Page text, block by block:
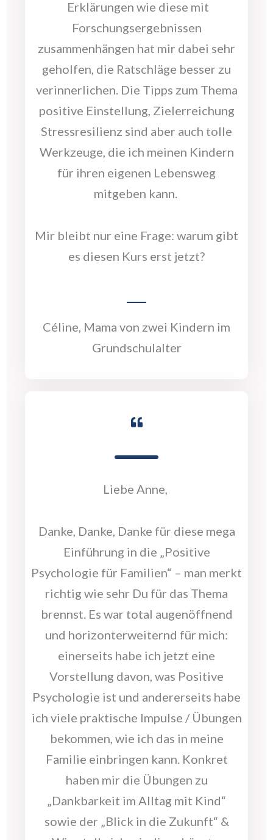
Erklärungen wie diese mit
Forschungsergebnissen
zusammenhängen hat mir dabei sehr
geholfen, die Ratschläge besser zu
verinnerlichen. Die Tipps zum Thema
positive Einstellung, Zielerreichung
Stressresilienz sind aber auch tolle
Werkzeuge, die ich meinen Kindern
für ihren eigenen Lebensweg
mitgeben kann.
Mir bleibt nur eine Frage: warum gibt
es diesen Kurs erst jetzt?
Céline, Mama von zwei Kindern im
Grundschulalter
Liebe Anne,
Danke, Danke, Danke für diese mega
Einführung in die „Positive
Psychologie für Familien“ – man merkt
richtig wie sehr Du für das Thema
brennst. Es war total augenöffnend
und horizonterweiternd für mich:
einerseits habe ich jetzt eine
Vorstellung davon, was Positive
Psychologie ist und andererseits habe
ich viele praktische Impulse / Übungen
bekommen, wie ich das in meine
Familie einbringen kann. Konkret
haben mir die Übungen zu
„Dankbarkeit im Alltag mit Kind“
sowie der „Blick in die Zukunft“ &